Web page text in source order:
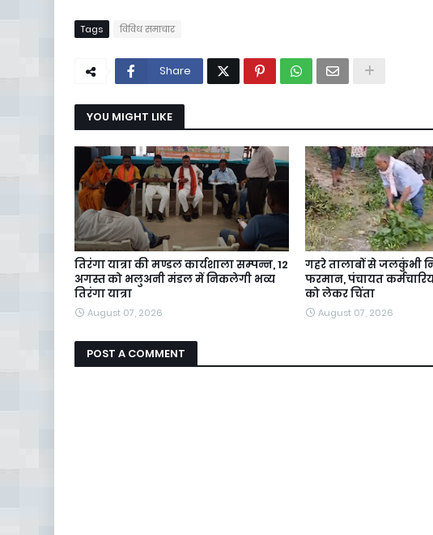
Tags विविध समाचार
Share
YOU MIGHT LIKE
तिरंगा यात्रा की मण्डल कार्यशाला सम्पन्न, 12
अगस्त को भलुअनी मंडल में निकलेगी भव्य
तिरंगा यात्रा
August 07, 2026
गहरे तालाबों से जलकुंभी
फरमान, पंचायत
को लेकर चिंता
August 07, 2026
POST A COMMENT